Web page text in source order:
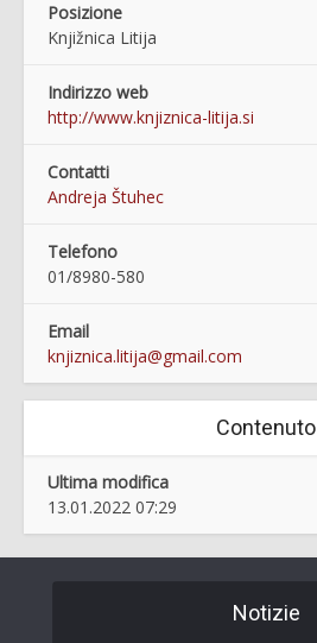
Posizione
Knjižnica Litija
Indirizzo web
http://www.knjiznica-litija.si
Contatti
Andreja Štuhec
Telefono
01/8980-580
Email
knjiznica.litija@gmail.com
Contenuto
Ultima modifica
13.01.2022 07:29
Notizie